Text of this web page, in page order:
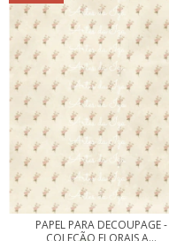
PAPEL PARA DECOUPAGE -
COLEÇÃO FLORAIS A...